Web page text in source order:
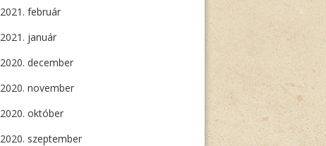
2021. február
2021. január
2020. december
2020. november
2020. október
2020. szeptember